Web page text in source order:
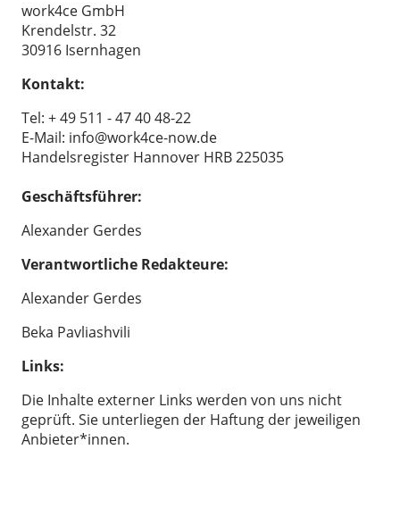
work4ce GmbH
Krendelstr. 32
30916 Isernhagen
Kontakt:
Tel: + 49 511 - 47 40 48-22
E-Mail: info@work4ce-now.de
Handelsregister Hannover HRB 225035
Geschäftsführer:
Alexander Gerdes
Verantwortliche Redakteure:
Alexander Gerdes
Beka Pavliashvili
Links:
Die Inhalte externer Links werden von uns nicht
geprüft. Sie unterliegen der Haftung der jeweiligen
Anbieter*innen.